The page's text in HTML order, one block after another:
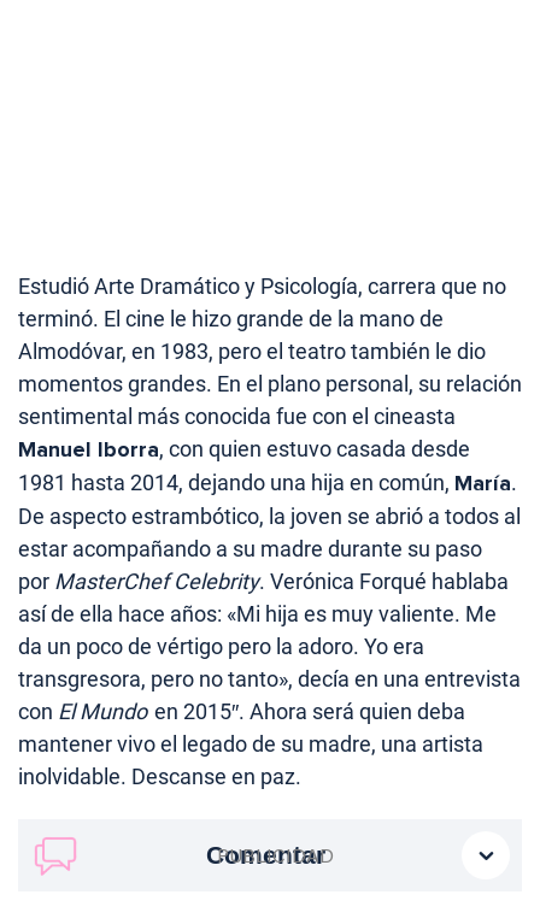
Estudió Arte Dramático y Psicología, carrera que no
terminó. El cine le hizo grande de la mano de
Almodóvar, en 1983, pero el teatro también le dio
momentos grandes. En el plano personal, su relación
sentimental más conocida fue con el cineasta
Manuel Iborra, con quien estuvo casada desde
1981 hasta 2014, dejando una hija en común, María.
De aspecto estrambótico, la joven se abrió a todos al
estar acompañando a su madre durante su paso
por MasterChef Celebrity. Verónica Forqué hablaba
así de ella hace años: «Mi hija es muy valiente. Me
da un poco de vértigo pero la adoro. Yo era
transgresora, pero no tanto», decía en una entrevista
con El Mundo en 2015″. Ahora será quien deba
mantener vivo el legado de su madre, una artista
inolvidable. Descanse en paz.
Comentar